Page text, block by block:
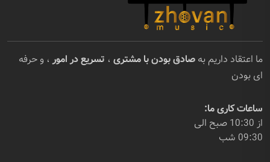
ما اعتقاد داریم به صادق بودن با مشتری ، تسریع در امور ، و حرفه
ای بودن
ساعات کاری ما:
از 10:30 صبح الی
09:30 شب